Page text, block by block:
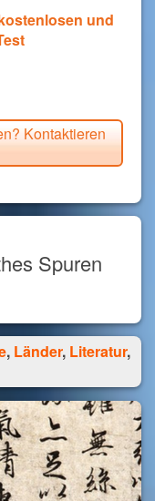
und
Kontaktieren
Spuren
, Länder, Literatur,